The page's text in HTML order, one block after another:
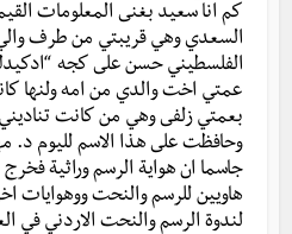
كم انا سعيد بغنى المعلومات
السعدي وهي قريبتي من طرف
الفلسطيني حسن على كجه
عمتي اخت والدي من امه ولنها
بعمتي زلفى وهي من كانت
وحافظت على هذا الاسم لليوم
جاسما ان هواية الرسم وراثية
هاويين للرسم والنحت ووهوايات